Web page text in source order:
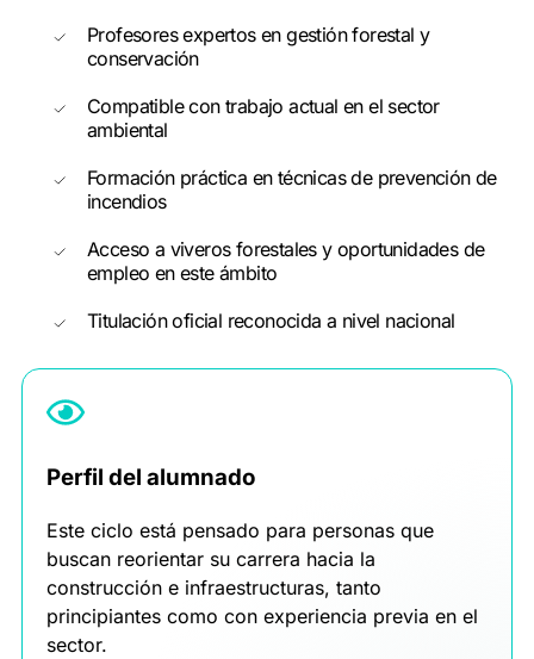
Profesores expertos en gestión forestal y
conservación
Compatible con trabajo actual en el sector
ambiental
Formación práctica en técnicas de prevención de
incendios
Acceso a viveros forestales y oportunidades de
empleo en este ámbito
Titulación oficial reconocida a nivel nacional
Perfil del alumnado
Este ciclo está pensado para personas que
buscan reorientar su carrera hacia la
construcción e infraestructuras, tanto
principiantes como con experiencia previa en el
sector.